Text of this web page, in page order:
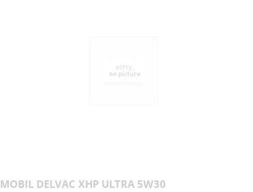
MOBIL DELVAC XHP ULTRA 5W30